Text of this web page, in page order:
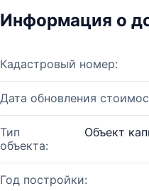
Информация о
Кадастровый номер:
Дата обновления
Тип
объекта:
Объект
Год постройки: